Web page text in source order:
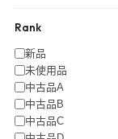
Rank
新品
未使用品
中古品A
中古品B
中古品C